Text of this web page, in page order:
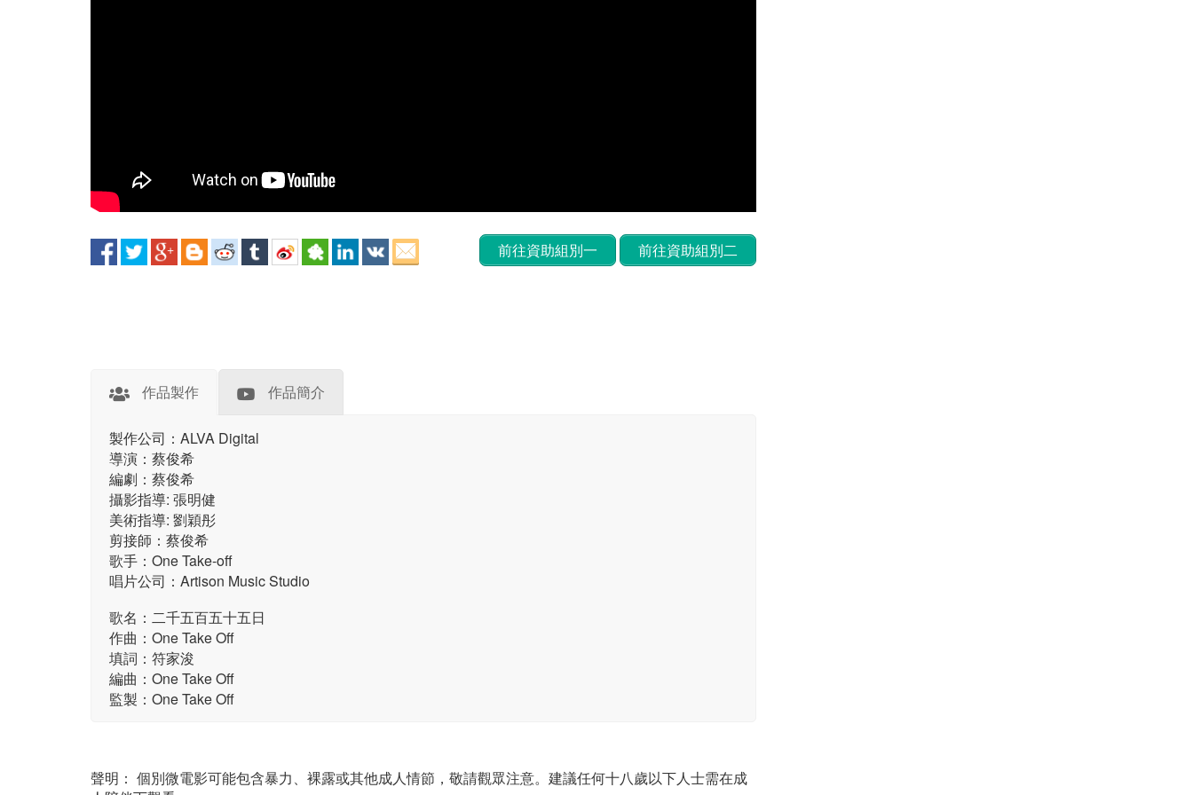
前往資助組別一 前往資助組別二
作品製作 作品簡介
製作公司：ALVA Digital
導演：蔡俊希
編劇：蔡俊希
攝影指導: 張明健
美術指導: 劉穎彤
剪接師：蔡俊希
歌手：One Take-off
唱片公司：Artison Music Studio
歌名：二千五百五十五日
作曲：One Take Off
填詞：符家浚
編曲：One Take Off
監製：One Take Off
聲明： 個別微電影可能包含暴力、裸露或其他成人情節，敬請觀眾注意。建議任何十八歲以下人士需在成